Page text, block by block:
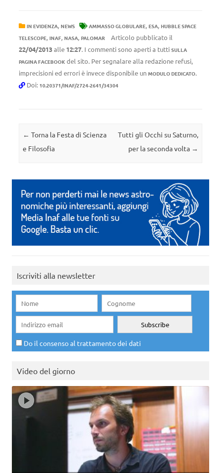
IN EVIDENZA, NEWS AMMASSO GLOBULARE, ESA, HUBBLE SPACE
TELESCOPE, INAF, NASA, PALOMAR
Articolo pubblicato il
22/04/2013alle 12:27. I commenti sono aperti a tutti SULLA
PAGINA FACEBOOK del sito. Per segnalare alla redazione refusi,
imprecisioni ed errori è invece disponibile un MODULO DEDICATO.
Doi: 10.20371/INAF/2724-2641/34304
Navigazione articolo
← Torna la Festa di Scienza
e Filosofia
Tutti gli Occhi su Saturno,
per la seconda volta →
Iscriviti alla newsletter
Do il consenso al trattamento dei dati
Video del giorno